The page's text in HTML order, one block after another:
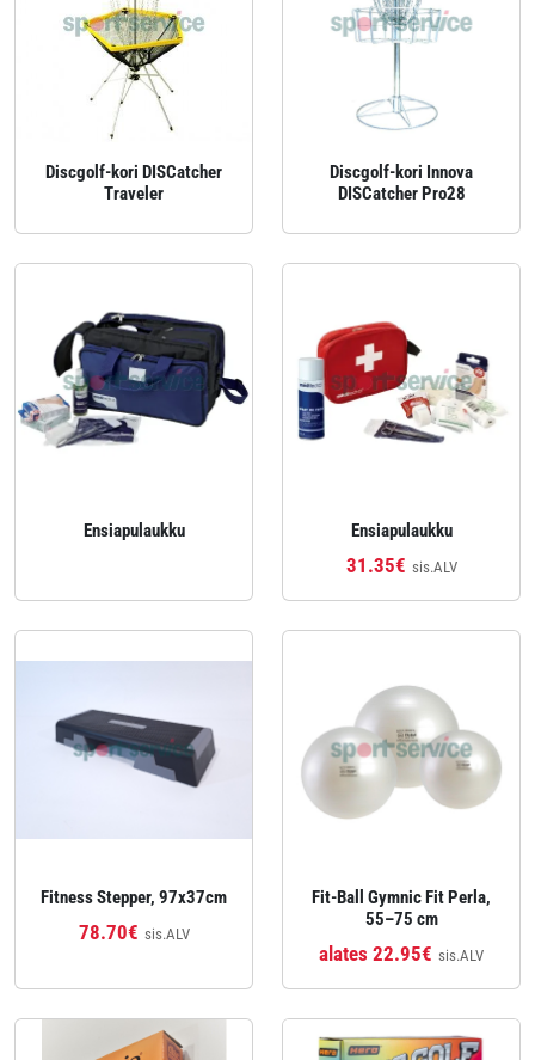
Discgolf-kori DISCatcher
Traveler
Discgolf-kori Innova
DISCatcher Pro28
Ensiapulaukku Ensiapulaukku
31.35€ sis.ALV
Fitness Stepper, 97x37cm
78.70€ sis.ALV
Fit‑Ball Gymnic Fit Perla,
55–75 cm
alates 22.95€ sis.ALV